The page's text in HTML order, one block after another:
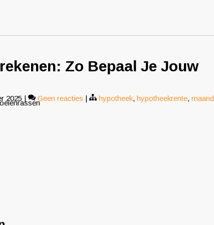
Zo Bepaal Je Jouw
2025 | Geen reacties | hypotheek, hypotheekrente, maand